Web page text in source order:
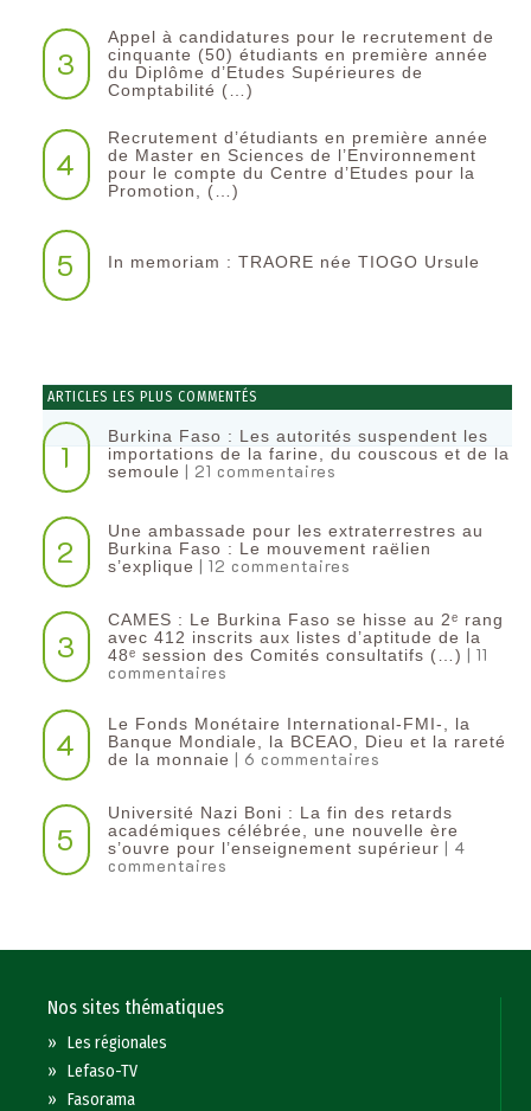
3
Appel à candidatures pour le recrutement de
cinquante (50) étudiants en première année
du Diplôme d’Etudes Supérieures de
Comptabilité (…)
4
Recrutement d’étudiants en première année
de Master en Sciences de l’Environnement
pour le compte du Centre d’Etudes pour la
Promotion, (…)
5 In memoriam : TRAORE née TIOGO Ursule
ARTICLES LES PLUS COMMENTÉS
1
Burkina Faso : Les autorités suspendent les
importations de la farine, du couscous et de la
semoule | 21 commentaires
2
Une ambassade pour les extraterrestres au
Burkina Faso : Le mouvement raëlien
s’explique | 12 commentaires
3
CAMES : Le Burkina Faso se hisse au 2ᵉ rang
avec 412 inscrits aux listes d’aptitude de la
48ᵉ session des Comités consultatifs (…) | 11
commentaires
4
Le Fonds Monétaire International-FMI-, la
Banque Mondiale, la BCEAO, Dieu et la rareté
de la monnaie | 6 commentaires
5
Université Nazi Boni : La fin des retards
académiques célébrée, une nouvelle ère
s’ouvre pour l’enseignement supérieur | 4
commentaires
Nos sites thématiques
»Les régionales
»Lefaso-TV
»Fasorama